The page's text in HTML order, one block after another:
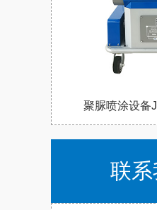
聚脲喷涂设备
联系